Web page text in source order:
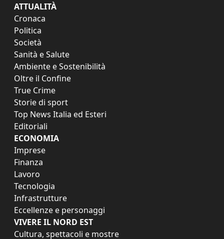
ATTUALITÀ
Cronaca
Politica
Società
Sanità e Salute
Ambiente e Sostenibilità
Oltre il Confine
True Crime
Storie di sport
Top News Italia ed Esteri
Editoriali
ECONOMIA
Imprese
Finanza
Lavoro
Tecnologia
Infrastrutture
Eccellenze e personaggi
VIVERE IL NORD EST
Cultura, spettacoli e mostre